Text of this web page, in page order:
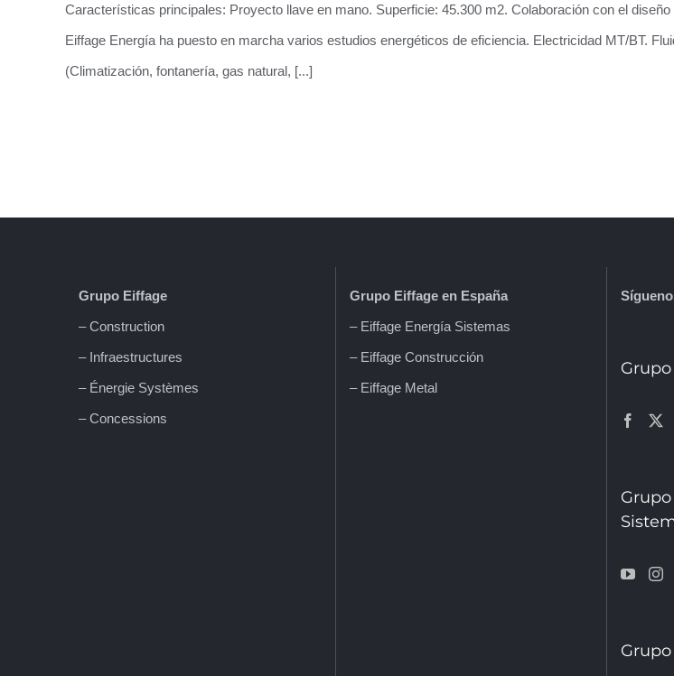
Características principales: Proyecto llave en mano. Superficie: 45.300 m2. Colaboración con el diseño
Eiffage Energía ha puesto en marcha varios estudios energéticos de eficiencia. Electricidad MT/BT.
(Climatización, fontanería, gas natural, [...]
Grupo Eiffage
– Construction
– Infraestructures
– Énergie Systèmes
– Concessions
Grupo Eiffage en España
– Eiffage Energía Sistemas
– Eiffage Construcción
– Eiffage Metal